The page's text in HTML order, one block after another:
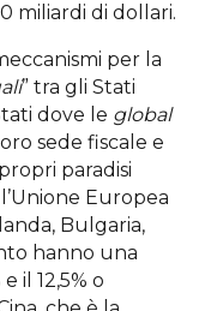
miliardi di dollari.
per la
” tra gli Stati
dove le global
sede fiscale e
paradisi
Europea
Bulgaria,
hanno una
il 12,5% o